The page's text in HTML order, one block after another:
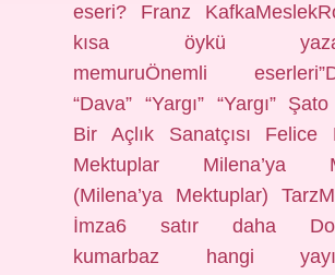
eseri? Franz
kısa öykü
memuruÖnemli
“Dava” “Yargı” “Yargı”
Bir Açlık Sanatçısı Felice
Mektuplar Milena’ya
(Milena’ya Mektuplar)
İmza6 satır daha
kumarbaz hangi